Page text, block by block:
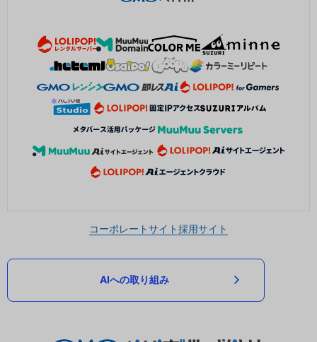
コーポレートサイト採用サイト
AIへの取り組み